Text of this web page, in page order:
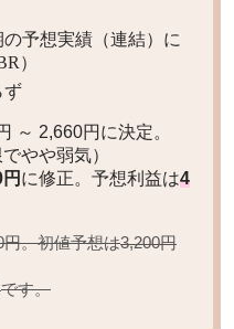
の予想実績（連結）に
）
ず
～ 2,660円に決定。
やや弱気）
に修正。予想利益は4
。初値予想は3,200円
です。